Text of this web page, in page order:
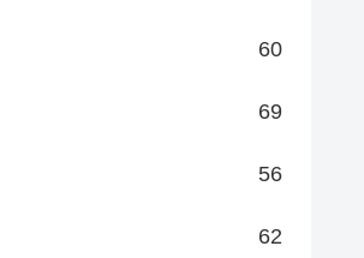
60
69
56
62